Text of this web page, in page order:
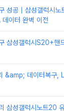
성공｜삼성갤럭시
데이터 완벽 이전
삼성갤럭시S20+핸
&amp; 데이터복구,
삼성갤럭시노트20